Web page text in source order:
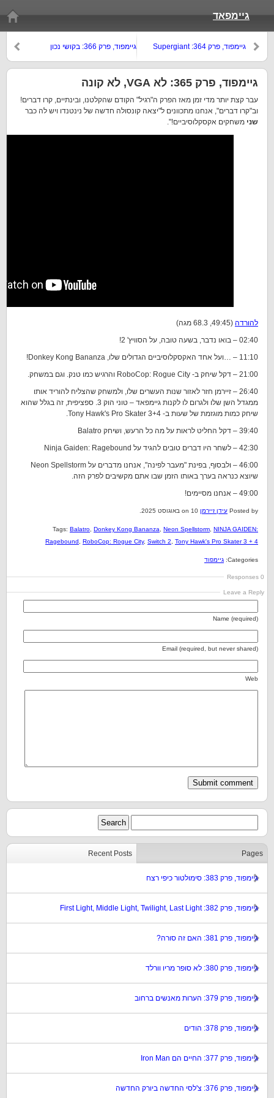
גיימפאד
גיימפוד, פרק 366: בקושי נכון
גיימפוד, פרק 364: Supergiant
גיימפוד, פרק 365: לא VGA, לא קונה
עבר קצת יותר מדי זמן מאז הפרק ה"רגיל" הקודם שהקלטנו, ובינתיים, קרו דברים!
וב"קרו דברים", אנחנו מתכוונים ל"יצאה קונסולה חדשה של נינטנדו ויש לה כבר
שני משחקים אקסקלוסיביים!".
להורדה (49:45, 68.3 מגה)
02:40 – בואו נדבר, בשעה טובה, על הסוויץ' 2!
11:10 – …ועל אחד האקסקלוסיביים הגדולים שלו, Donkey Kong Bananza!
21:00 – דקל שיחק ב- RoboCop: Rogue City והרגיש כמו טנק. וגם במשחק.
26:40 – זיירמן חזר לאזור שנות העשרים שלו, ולמשחק שהצליח להוריד אותו
ממגדל השן שלו ולגרום לו לקנות גיימפאד – טוני הוק 3. ספציפית, זה בגלל שהוא
שיחק כמות מוגזמת של שעות ב- Tony Hawk's Pro Skater 3+4.
39:40 – דקל החליט לראות על מה כל הרעש, ושיחק Balatro
42:30 – לשחר היו דברים טובים להגיד על Ninja Gaiden: Ragebound
46:00 – ולבסוף, בפינת "מעבר לפינה", אנחנו מדברים על Neon Spellstorm
שיוצא כנראה בערך באותו הזמן שבו אתם מקשיבים לפרק הזה.
49:00 – אנחנו מסיימים!
Posted by עידן זיירמן
Tags: Balatro Donkey Kong Bananza Neon Spellstorm NINJA GAIDEN:
Ragebound
RoboCop: Rogue City, Switch 2 Tony Hawk's Pro Skater 3 + 4
Categories: גיימפוד
0 Responses
Leave a Reply
Name (required)
Email (required, but never shared)
Web
Recent Posts Pages
גיימפוד, פרק 383: סימולטור כיפי רצח
גיימפוד, פרק 382: First Light, Middle Light, Twilight, Last Light
גיימפוד, פרק 381: האם זה סורה?
גיימפוד, פרק 380: לא סופר מריו וורלד
גיימפוד, פרק 379: הערות מאנשים ברחוב
גיימפוד, פרק 378: הודים
גיימפוד, פרק 377: החיים הם Iron Man
גיימפוד, פרק 376: צ'לסי החדשה ביורק החדשה